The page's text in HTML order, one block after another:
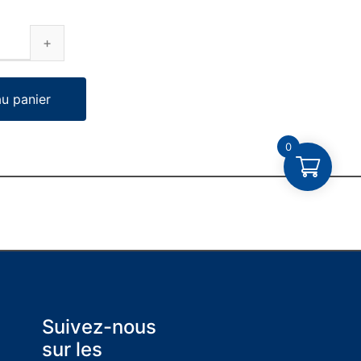
panier
Suivez-nous
sur les
0